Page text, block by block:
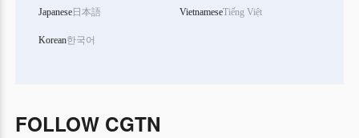
Japanese日本語
Korean한국어
VietnameseTiếng Việt
FOLLOW CGTN